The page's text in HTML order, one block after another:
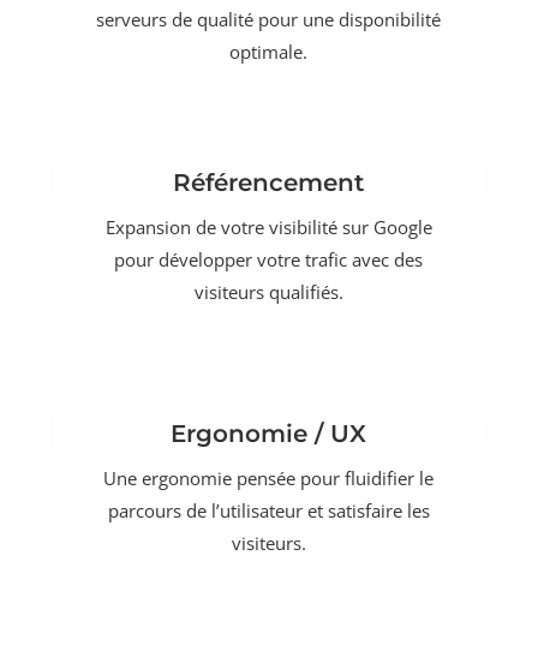
serveurs de qualité pour une disponibilité
optimale.
Référencement
Expansion de votre visibilité sur Google
pour développer votre trafic avec des
visiteurs qualifiés.
Ergonomie / UX
Une ergonomie pensée pour fluidifier le
parcours de l’utilisateur et satisfaire les
visiteurs.